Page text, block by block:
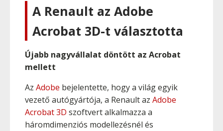
A Renault az Adobe
Acrobat 3D-t választotta
Újabb nagyvállalat döntött az Acrobat
mellett
Az Adobe bejelentette, hogy a világ egyik
vezető autógyártója, a Renault az Adobe
Acrobat 3D szoftvert alkalmazza a
háromdimenziós modellezésnél és